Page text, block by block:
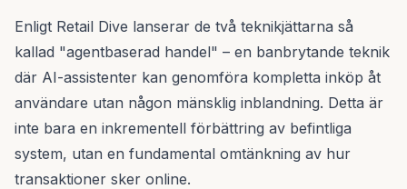
Enligt Retail Dive lanserar de två teknikjättarna så
kallad "agentbaserad handel" – en banbrytande teknik
där AI-assistenter kan genomföra kompletta inköp åt
användare utan någon mänsklig inblandning. Detta är
inte bara en inkrementell förbättring av befintliga
system, utan en fundamental omtänkning av hur
transaktioner sker online.